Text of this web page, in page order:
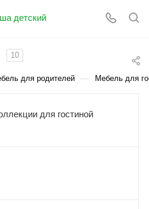
10
для родителей — Мебель для
для гостиной